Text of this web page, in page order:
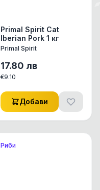
Primal Spirit Cat
Iberian Pork 1 кг
Primal Spirit
17.80 лв
€9.10
Добави
Риби